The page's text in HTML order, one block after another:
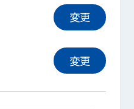
変更
変更